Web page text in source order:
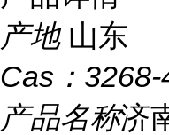
产地 山东
Cas： 3268-
产品名称济